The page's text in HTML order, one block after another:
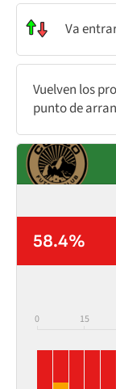
Va
Vuelven los
punto de
58.4%
0 15